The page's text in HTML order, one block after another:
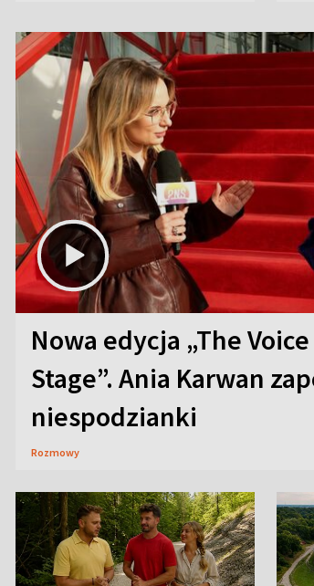
Nowa edycja „The
Stage”. Ania Karwan
niespodzianki
Rozmowy